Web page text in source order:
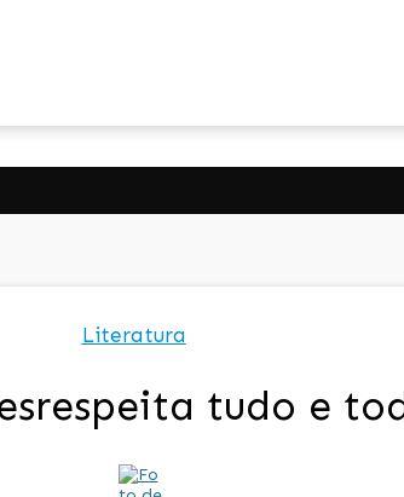
Literatura
tudo e